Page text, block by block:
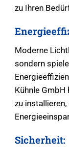
zu Ihren
Moderne
sondern
Kühnle
zu
Sicherheit: